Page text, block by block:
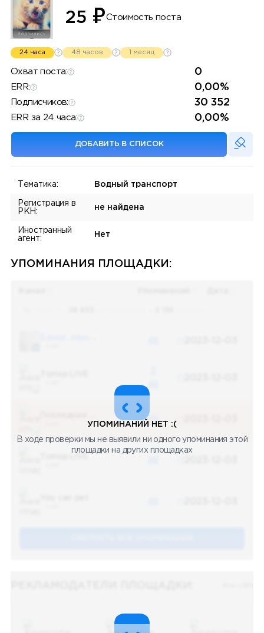
25 ₽Стоимость поста
24 часа 48 часов 1 месяц
Охват поста: 0
ERR: 0,00%
Подписчиков: 30 352
ERR за 24 часа: 0,00%
ДОБАВИТЬ В СПИСОК
Тематика: Водный транспорт
Регистрация в
РКН:
не найдена
Иностранный
агент:
Нет
УПОМИНАНИЯ ПЛОЩАДКИ:
48
48
УПОМИНАНИЙ НЕТ :(
В ходе проверки мы не выявили ни одного упоминания этой
площадки на других площадках